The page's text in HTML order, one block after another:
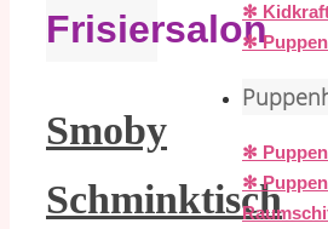
Frisiersalon
Smoby
Schminktisch
✻
✻
✻
✻